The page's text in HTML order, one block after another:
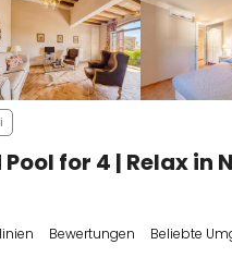
for 4 | Relax in
Bewertungen Beliebte